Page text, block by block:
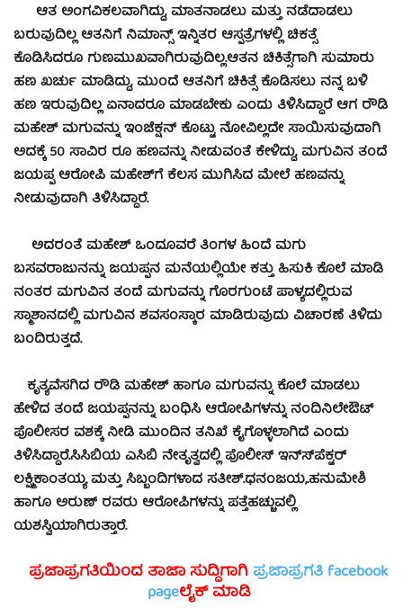
ಆತ ಅಂಗವಿಕಲವಾಗಿದ್ದು, ಮಾತನಾಡಲು ಮತ್ತು ನಡೆದಾಡಲು
ಬರುವುದಿಲ್ಲ ಆತನಿಗೆ ನಿಮಾನ್ಸ್ ಇನ್ನಿತರ ಆಸ್ಪತ್ರೆಗಳಲ್ಲಿ ಚಿಕತ್ಸೆ
ಕೊಡಿಸಿದರೂ ಗುಣಮುಖವಾಗಿರುವುದಿಲ್ಲ.ಆತನ ಚಿಕಿತ್ಸೆಗಾಗಿ ಸುಮಾರು
ಹಣ ಖರ್ಚು ಮಾಡಿದ್ದು, ಮುಂದೆ ಆತನಿಗೆ ಚಿಕಿತ್ಸೆ ಕೊಡಿಸಲು ನನ್ನ ಬಳಿ
ಹಣ ಇರುವುದಿಲ್ಲ ಏನಾದರೂ ಮಾಡಬೇಕು ಎಂದು ತಿಳಿಸಿದ್ದಾರೆ ಆಗ ರೌಡಿ
ಮಹೇಶ್ ಮಗುವನ್ನು ಇಂಜೆಕ್ಷನ್ ಕೊಟ್ಟು ನೋವಿಲ್ಲದೇ ಸಾಯಿಸುವುದಾಗಿ
ಅದಕ್ಕೆ 50 ಸಾವಿರ ರೂ ಹಣವನ್ನು ನೀಡುವಂತೆ ಕೇಳಿದ್ದು, ಮಗುವಿನ ತಂದೆ
ಜಯಪ್ಪ ಆರೋಪಿ ಮಹೇಶ್‍ಗೆ ಕೆಲಸ ಮುಗಿಸಿದ ಮೇಲೆ ಹಣವನ್ನು
ನೀಡುವುದಾಗಿ ತಿಳಿಸಿದ್ದಾರೆ.
ಅದರಂತೆ ಮಹೇಶ್ ಒಂದೂವರೆ ತಿಂಗಳ ಹಿಂದೆ ಮಗು
ಬಸವರಾಜುನನ್ನು ಜಯಪ್ಪನ ಮನೆಯಲ್ಲಿಯೇ ಕತ್ತು ಹಿಸುಕಿ ಕೊಲೆ ಮಾಡಿ
ನಂತರ ಮಗುವಿನ ತಂದೆ ಮಗುವನ್ನು ಗೊರಗುಂಟೆ ಪಾಳ್ಯದಲ್ಲಿರುವ
ಸ್ಮಾಶಾನದಲ್ಲಿ ಮಗುವಿನ ಶವಸಂಸ್ಕಾರ ಮಾಡಿರುವುದು ವಿಚಾರಣೆ ತಿಳಿದು
ಬಂದಿರುತ್ತದೆ.
ಕೃತ್ಯವೆಸಗಿದ ರೌಡಿ ಮಹೇಶ್ ಹಾಗೂ ಮಗುವನ್ನು ಕೊಲೆ ಮಾಡಲು
ಹೇಳಿದ ತಂದೆ ಜಯಪ್ಪನನ್ನು ಬಂಧಿಸಿ ಆರೋಪಿಗಳನ್ನು ನಂದಿನಿಲೇಔಟ್
ಪೊಲೀಸರ ವಶಕ್ಕೆ ನೀಡಿ ಮುಂದಿನ ತನಿಖೆ ಕೈಗೊಳ್ಳಲಾಗಿದೆ ಎಂದು
ತಿಳಿಸಿದ್ದಾರೆ.ಸಿಸಿಬಿಯ ಎಸಿಬಿ ನೇತೃತ್ವದಲ್ಲಿ ಪೊಲೀಸ್ ಇನ್ಸ್‍ಪೆಕ್ಟರ್
ಲಕ್ಷ್ಮಿಕಾಂತಯ್ಯ ಮತ್ತು ಸಿಬ್ಬಂದಿಗಳಾದ ಸತೀಶ್.ಧನಂಜಯ,.ಹನುಮೇಶಿ
ಹಾಗೂ ಅರುಣ್ ರವರು ಆರೋಪಿಗಳನ್ನು ಪತ್ತೆಹಚ್ಚುವಲ್ಲಿ
ಯಶಸ್ವಿಯಾಗಿರುತ್ತಾರೆ.
ಪ್ರಜಾಪ್ರಗತಿಯಿಂದ ತಾಜಾ ಸುದ್ದಿಗಾಗಿ ಪ್ರಜಾಪ್ರಗತಿ facebook
pageಲೈಕ್ ಮಾಡಿ